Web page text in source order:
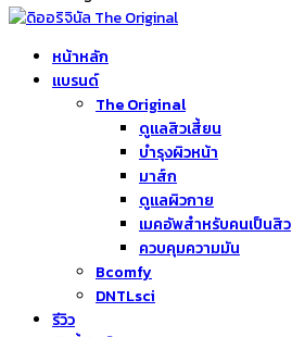
หน้าหลัก
แบรนด์
The Original
ดูแลสิวเสี้ยน
บำรุงผิวหน้า
มาส์ก
ดูแลผิวกาย
เมคอัพสำหรับคนเป็นสิว
ควบคุมความมัน
Bcomfy
DNTLsci
รีวิว